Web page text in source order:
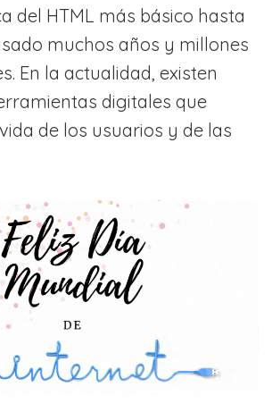
del HTML más básico hasta
muchos años y millones
En la actualidad, existen
digitales que
de los usuarios y de las